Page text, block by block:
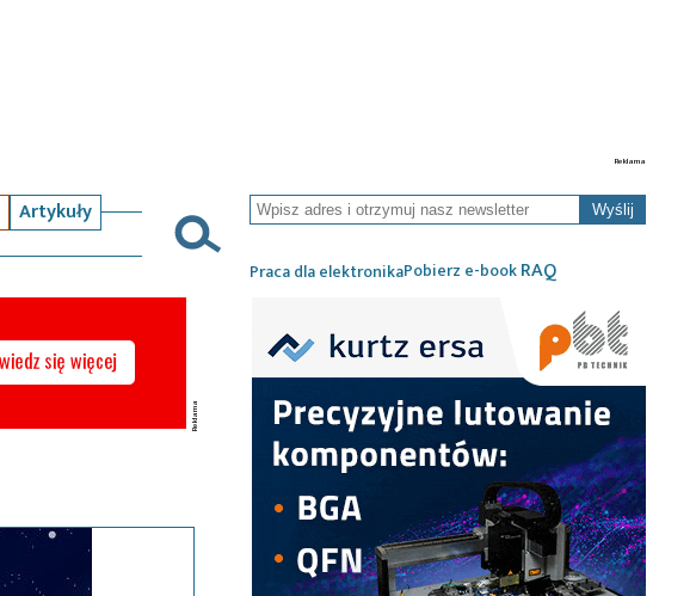
Artykuły
Wyślij
Praca dla elektronikaPobierz e-bookRAQ